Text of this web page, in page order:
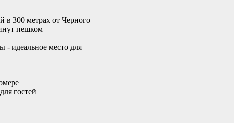
в 300 метрах от Черного
пешком
- идеальное место для
гостей